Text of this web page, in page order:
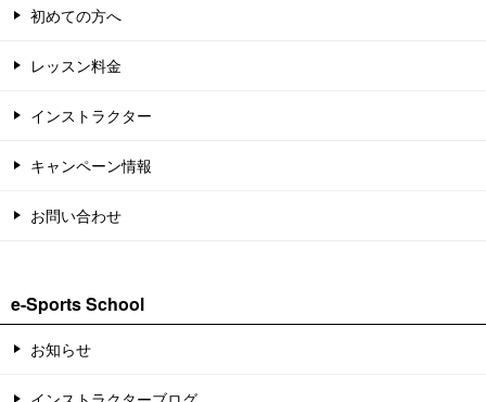
初めての方へ
レッスン料金
インストラクター
キャンペーン情報
お問い合わせ
e-Sports School
お知らせ